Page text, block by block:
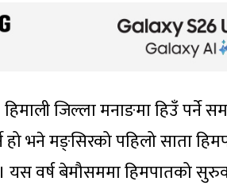
जिल्ला मनाङमा हिउँ पर्ने
हो भने मङ्सिरको पहिलो साता
यस वर्ष बेमौसममा हिमपातको